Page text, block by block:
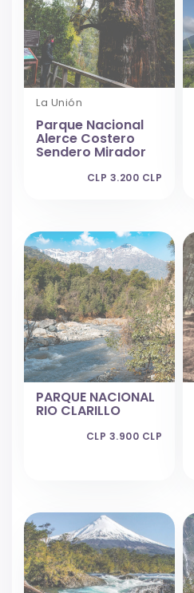
La Unión
Parque Nacional
Alerce Costero
Sendero Mirador
CLP 3.200 CLP
PARQUE NACIONAL
RIO CLARILLO
CLP 3.900 CLP